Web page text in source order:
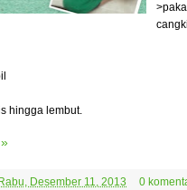
hingga lembut.
Rabu, Desember 11, 2013 0